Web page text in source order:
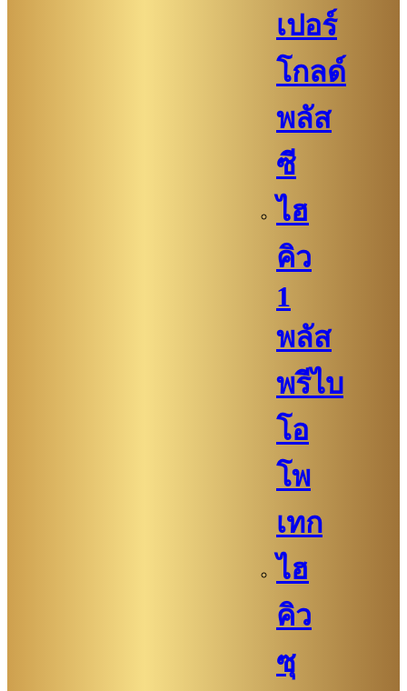
เปอร์
โกลด์
พลัส
ซี
ไฮ
คิว​
1
พลัส
พรีไบ
โอ
โพ
เทก
ไฮ
คิว​​
ซุ